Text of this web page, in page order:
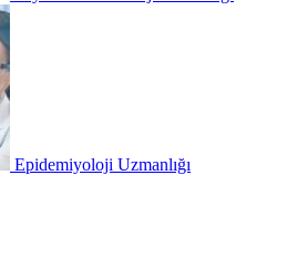
Epidemiyoloji Uzmanlığı